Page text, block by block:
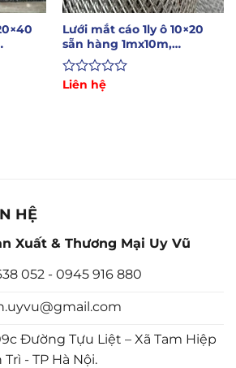
Lưới mắt cáo 1ly ô 10×20
sẵn hàng 1mx10m,
1m2x10m
Được
Liên hệ
HỆ
Xuất & Thương Mại Uy Vũ
052 - 0945 916 880
Đường Tựu Liệt – Xã Tam Hiệp
- TP Hà Nội.